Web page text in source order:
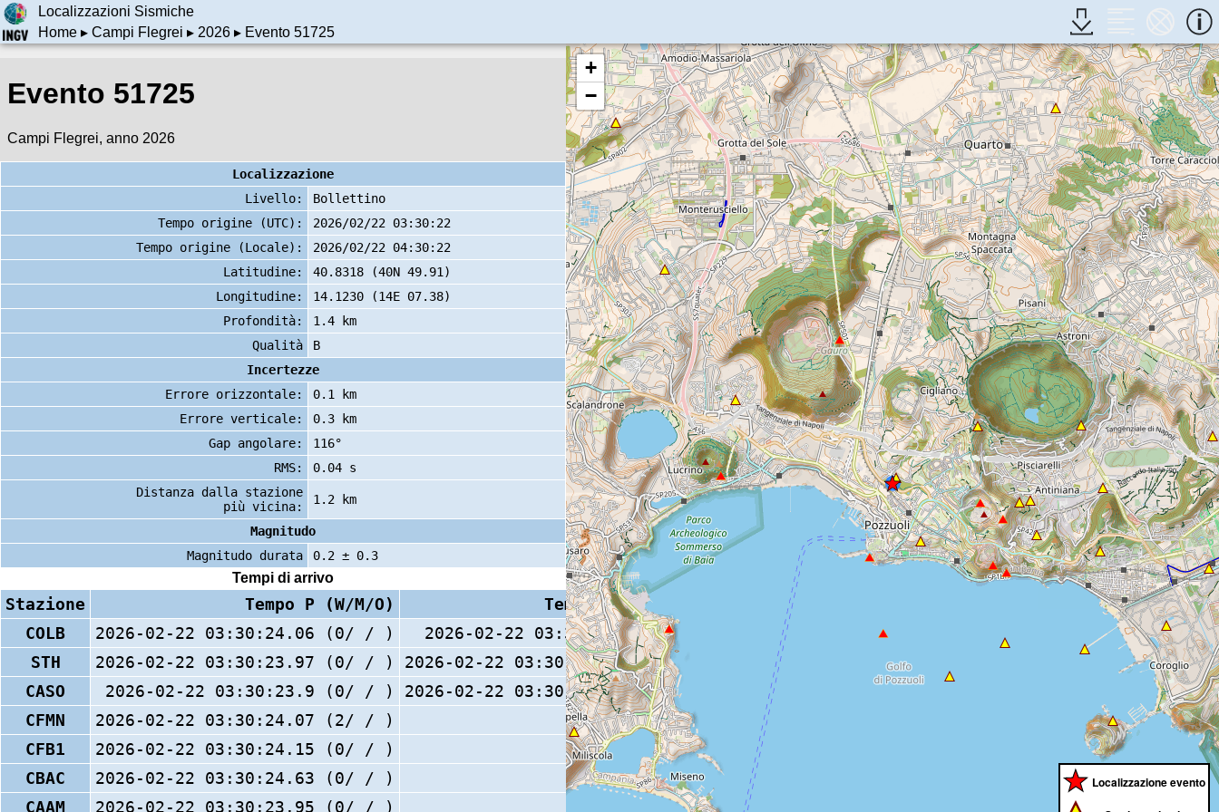
Localizzazioni Sismiche
Home▸ Campi Flegrei ▸ 2026▸ Evento 51725
Evento 51725
Campi Flegrei, anno 2026
Localizzazione
Livello:
Bollettino
Tempo origine (UTC):
2026/02/22 03:30:22
Tempo origine (Locale):
2026/02/22 04:30:22
Latitudine:
40.8318 (40N 49.91)
Longitudine:
14.1230 (14E 07.38)
Profondità:
1.4 km
Qualità
B
Incertezze
Errore orizzontale:
0.1 km
Errore verticale:
0.3 km
Gap angolare:
116°
RMS:
0.04 s
Distanza dalla stazione
più vicina:
1.2 km
Magnitudo
Magnitudo durata
0.2 ± 0.3
Tempi di arrivo
Stazione Tempo P (W/M/O) Tempo S (W/M/O)
COLB
2026-02-22 03:30:24.06 (0/ / )
2026-02-22 03:30:25 (0/ / )
STH
2026-02-22 03:30:23.97 (0/ / ) 2026-02-22 03:30:24.8 (0/ / )
CASO
2026-02-22 03:30:23.9 (0/ / )
2026-02-22 03:30:24.8 (0/ / )
CFMN
2026-02-22 03:30:24.07 (2/ / )
CFB1
2026-02-22 03:30:24.15 (0/ / )
CBAC
2026-02-22 03:30:24.63 (0/ / )
CAAM
2026-02-22 03:30:23.95 (0/ / )
+
−
Localizzazione evento